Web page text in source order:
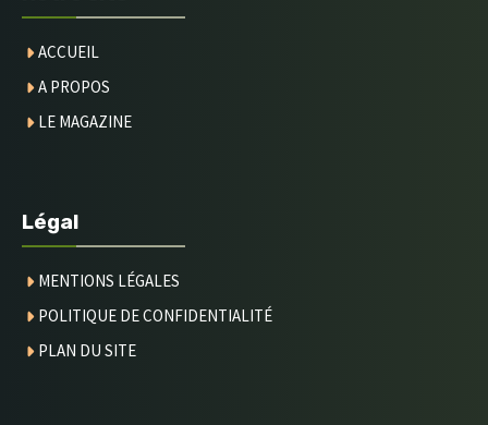
ACCUEIL
A PROPOS
LE MAGAZINE
Légal
MENTIONS LÉGALES
POLITIQUE DE CONFIDENTIALITÉ
PLAN DU SITE